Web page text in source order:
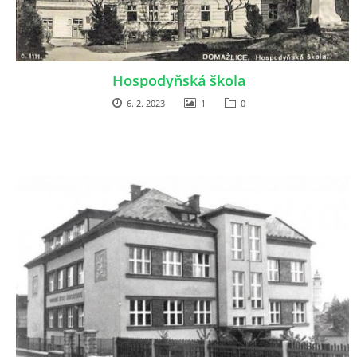
Hospodyňská škola
6. 2. 2023 1 0